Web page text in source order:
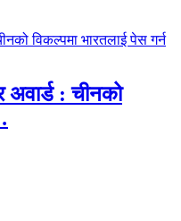
अवार्ड : चीनको